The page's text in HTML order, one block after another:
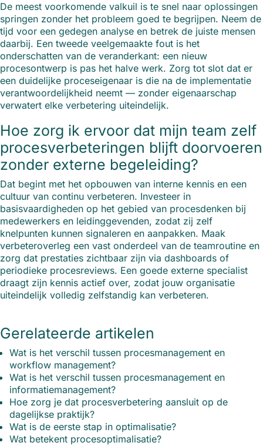
De meest voorkomende valkuil is te snel naar oplossingen
springen zonder het probleem goed te begrijpen. Neem de
tijd voor een gedegen analyse en betrek de juiste mensen
daarbij. Een tweede veelgemaakte fout is het
onderschatten van de veranderkant: een nieuw
procesontwerp is pas het halve werk. Zorg tot slot dat er
een duidelijke proceseigenaar is die na de implementatie
verantwoordelijkheid neemt — zonder eigenaarschap
verwatert elke verbetering uiteindelijk.
Hoe zorg ik ervoor dat mijn team zelf
procesverbeteringen blijft doorvoeren
zonder externe begeleiding?
Dat begint met het opbouwen van interne kennis en een
cultuur van continu verbeteren. Investeer in
basisvaardigheden op het gebied van procesdenken bij
medewerkers en leidinggevenden, zodat zij zelf
knelpunten kunnen signaleren en aanpakken. Maak
verbeteroverleg een vast onderdeel van de teamroutine en
zorg dat prestaties zichtbaar zijn via dashboards of
periodieke procesreviews. Een goede externe specialist
draagt zijn kennis actief over, zodat jouw organisatie
uiteindelijk volledig zelfstandig kan verbeteren.
Gerelateerde artikelen
Wat is het verschil tussen procesmanagement en
workflow management?
Wat is het verschil tussen procesmanagement en
informatiemanagement?
Hoe zorg je dat procesverbetering aansluit op de
dagelijkse praktijk?
Wat is de eerste stap in optimalisatie?
Wat betekent procesoptimalisatie?